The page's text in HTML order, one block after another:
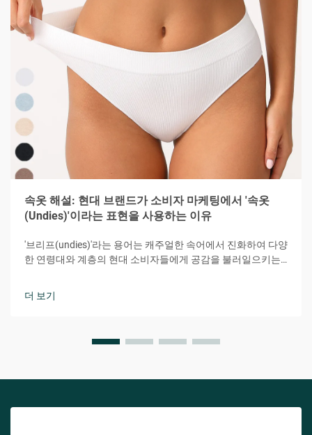
속옷 해설: 현대 브랜드가 소비자 마케팅에서 '속옷
(Undies)'이라는 표현을 사용하는 이유
'브리프(undies)'라는 용어는 캐주얼한 속어에서 진화하여 다양
한 연령대와 계층의 현대 소비자들에게 공감을 불러일으키는
과적으로 전달합니다.
더 보기